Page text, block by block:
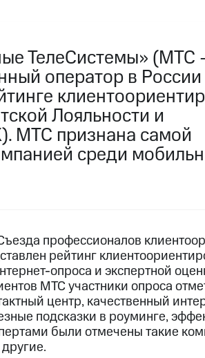
ТелеСистемы» (МТС
оператор в России
Лояльности и
МТС признана самой
среди
профессионалов
рейтинг
опроса и экспертной
МТС участники опроса
центр, качественный
подсказки в роуминге,
были отмечены такие